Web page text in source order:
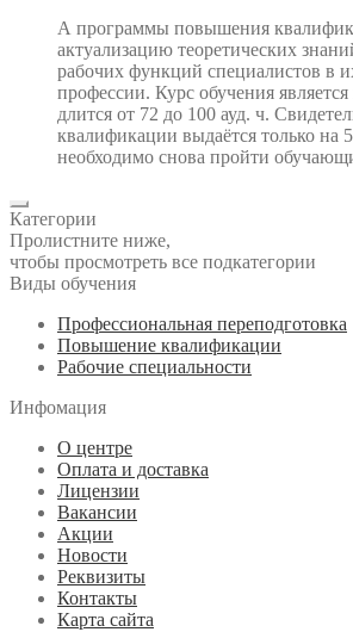
А программы повышения
актуализацию теоретических
рабочих функций специалистов в
профессии. Курс обучения
длится от 72 до 100 ауд. ч.
квалификации выдаётся только на
необходимо снова пройти
Категории
Пролистните ниже,
чтобы просмотреть все подкатегории
Виды обучения
Профессиональная переподготовка
Повышение квалификации
Рабочие специальности
Инфомация
О центре
Оплата и доставка
Лицензии
Вакансии
Акции
Новости
Реквизиты
Контакты
Карта сайта